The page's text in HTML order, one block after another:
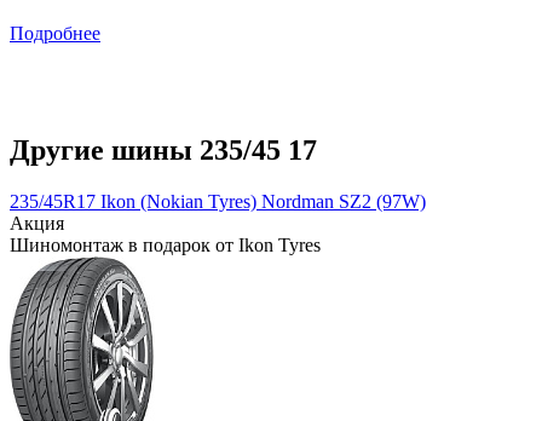
Подробнее
Другие шины 235/45 17
235/45R17 Ikon (Nokian Tyres) Nordman SZ2 (97W)
Акция
Шиномонтаж в подарок от Ikon Tyres